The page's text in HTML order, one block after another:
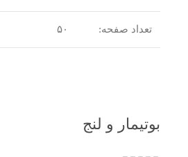
تعداد صفحه: ۵۰
بوتیمار و لنج